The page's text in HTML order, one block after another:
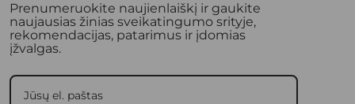
Prenumeruokite naujienlaiškį ir gaukite
naujausias žinias sveikatingumo srityje,
rekomendacijas, patarimus ir įdomias
įžvalgas.